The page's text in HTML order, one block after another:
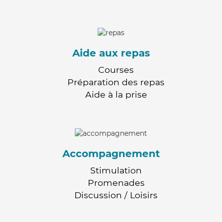
Aide aux repas
Courses
Préparation des repas
Aide à la prise
Accompagnement
Stimulation
Promenades
Discussion / Loisirs